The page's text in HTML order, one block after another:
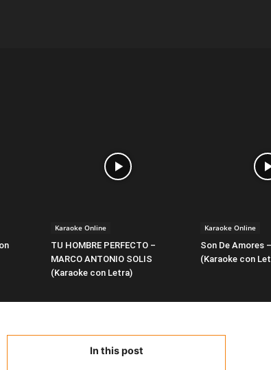
Karaoke Online
TU HOMBRE PERFECTO –
MARCO ANTONIO SOLIS
(Karaoke con Letra)
Karaoke Online
Son De Amores
(Karaoke con
In this post